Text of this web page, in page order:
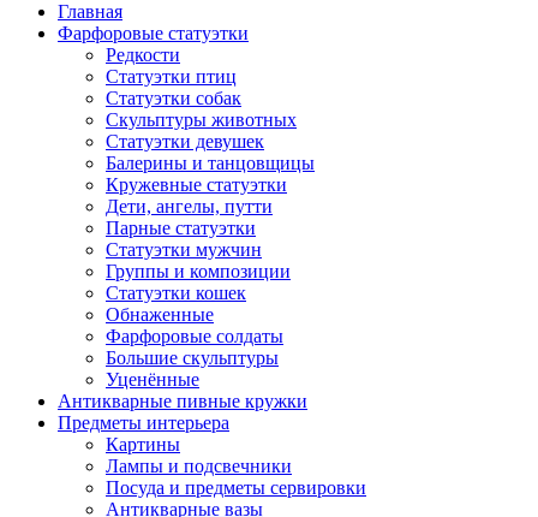
Главная
Фарфоровые статуэтки
Редкости
Cтатуэтки птиц
Cтатуэтки собак
Скульптуры животных
Статуэтки девушек
Балерины и танцовщицы
Кружевные статуэтки
Дети, ангелы, путти
Парные статуэтки
Статуэтки мужчин
Группы и композиции
Статуэтки кошек
Обнаженные
Фарфоровые солдаты
Большие скульптуры
Уценённые
Антикварные пивные кружки
Предметы интерьера
Картины
Лампы и подсвечники
Посуда и предметы сервировки
Антикварные вазы